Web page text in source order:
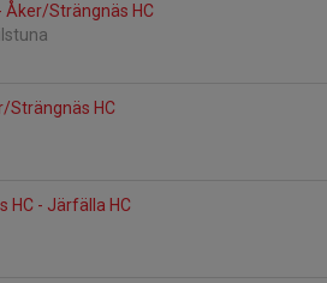
Åker/Strängnäs HC
Strängnäs HC
HC - Järfälla HC